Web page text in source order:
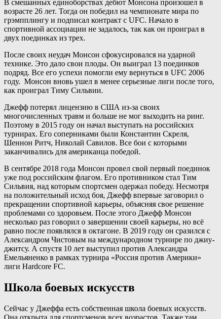
В смешанных единоборствах дебют Монсона произошел в
возрасте 26 лет. Тогда он победил на чемпионате мира по
грэмпплингу и подписал контракт с UFC. Начало в
спортивной ассоциации не задалось, так как он проиграл в
двух поединках из трех.
После своих неудач Монсон сфокусировался на ударной
технике. Это дало свои плоды. Он выиграл 13 поединков
подряд. Все его успехи помогли ему вернуться в UFC 2006
году. Монсон вновь ушел в менее серьезные лиги после того,
как проиграл Тиму Сильвии.
Джефф потерял лицензию в США из-за своих
многочисленных травм и больше не мог выходить на ринг.
Поэтому в 2015 году он начал выступать на российских
турнирах. Его соперниками были Константин Скреля,
Шеннон Ритч, Николай Савилов. Все бои с которыми
заканчивались для американца победой.
В сентябре 2018 года Монсон провел свой первый поединок
уже под российским флагом. Его противником стал Тим
Сильвия, над которым спортсмен одержал победу. Несмотря
на положительный исход боя, Джефф впервые заговорил о
прекращении спортивной карьеры, объясняя свое решение
проблемами со здоровьем. После этого Джефф Монсон
несколько раз говорил о завершении своей карьеры, но всё
равно после появлялся в октагоне. В 2019 году он сразился с
Александром Чистовым на международном турнире по джиу-
джитсу. А спустя 10 лет выступил против Александра
Емельяненко в рамках турнира «Россия против Америки»
лиги Hardcore FC.
Школа боевых искусств
Сейчас у Джеффа есть собственная школа боевых искусств.